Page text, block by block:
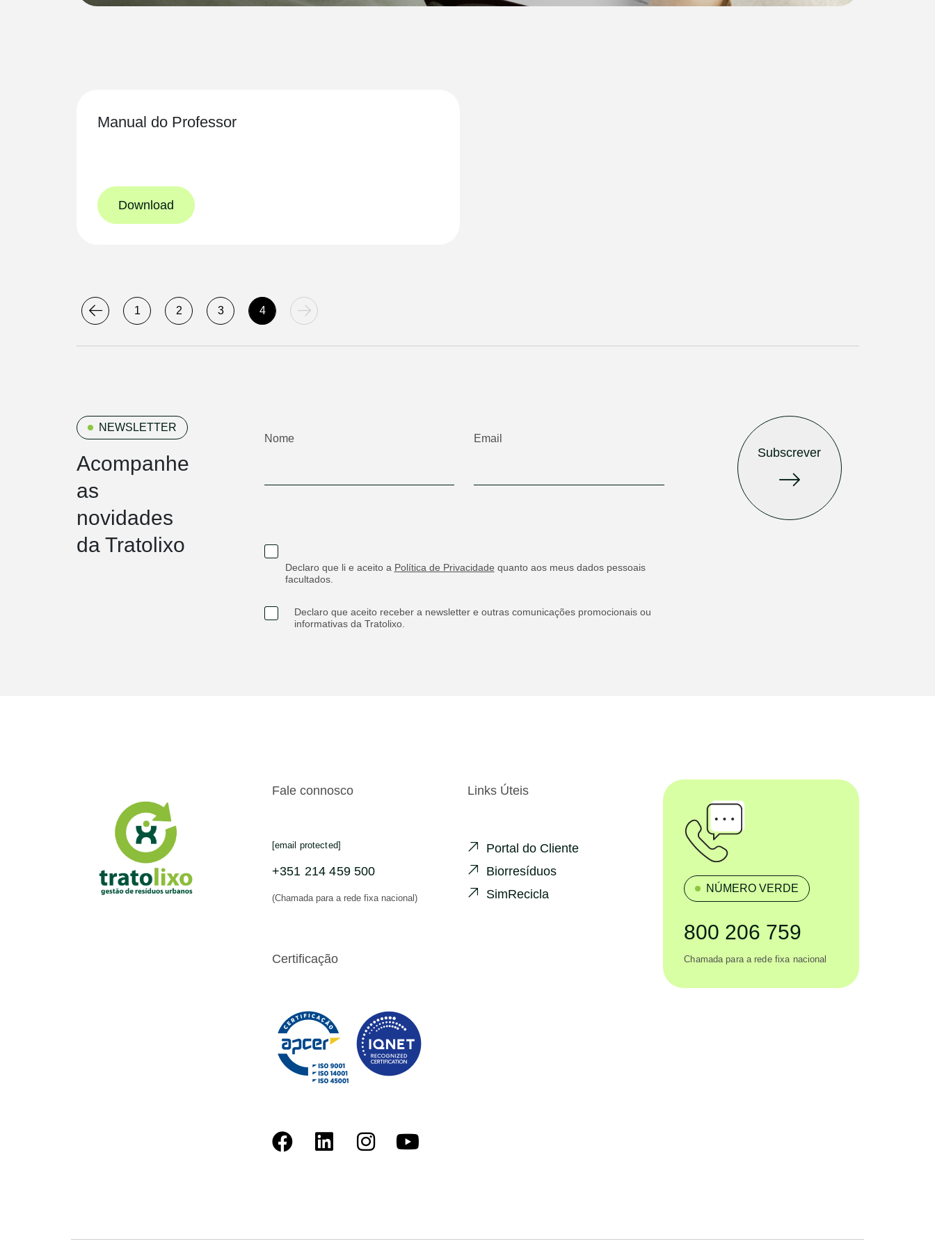
Manual do Professor
Download
1 2 3 4
NEWSLETTER
Acompanhe
as
novidades
da Tratolixo
Nome Email
Declaro que li e aceito a Política de Privacidade quanto aos meus dados pessoais
facultados.
Declaro que aceito receber a newsletter e outras comunicações promocionais ou
informativas da Tratolixo.
Subscrever
Fale connosco
[email protected]
+351 214 459 500
(Chamada para a rede fixa nacional)
Certificação
Links Úteis
Portal do Cliente
Biorresíduos
SimRecicla
NÚMERO VERDE
800 206 759
Chamada para a rede fixa nacional